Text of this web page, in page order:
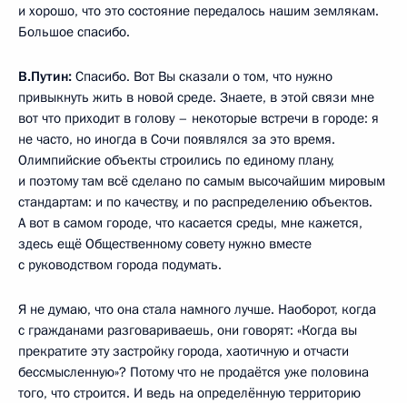
и хорошо, что это состояние передалось нашим землякам.
Большое спасибо.
В.Путин: Спасибо. Вот Вы сказали о том, что нужно
привыкнуть жить в новой среде. Знаете, в этой связи мне
вот что приходит в голову – некоторые встречи в городе: я
не часто, но иногда в Сочи появлялся за это время.
Олимпийские объекты строились по единому плану,
и поэтому там всё сделано по самым высочайшим мировым
стандартам: и по качеству, и по распределению объектов.
А вот в самом городе, что касается среды, мне кажется,
здесь ещё Общественному совету нужно вместе
с руководством города подумать.
Я не думаю, что она стала намного лучше. Наоборот, когда
с гражданами разговариваешь, они говорят: «Когда вы
прекратите эту застройку города, хаотичную и отчасти
бессмысленную»? Потому что не продаётся уже половина
того, что строится. И ведь на определённую территорию